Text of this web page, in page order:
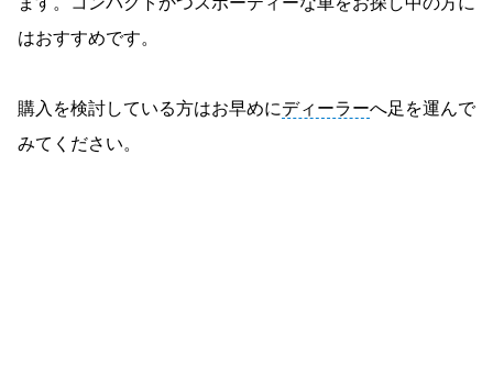
はおすすめです。
購入を検討している方はお早めにディーラーへ足を運んで
みてください。